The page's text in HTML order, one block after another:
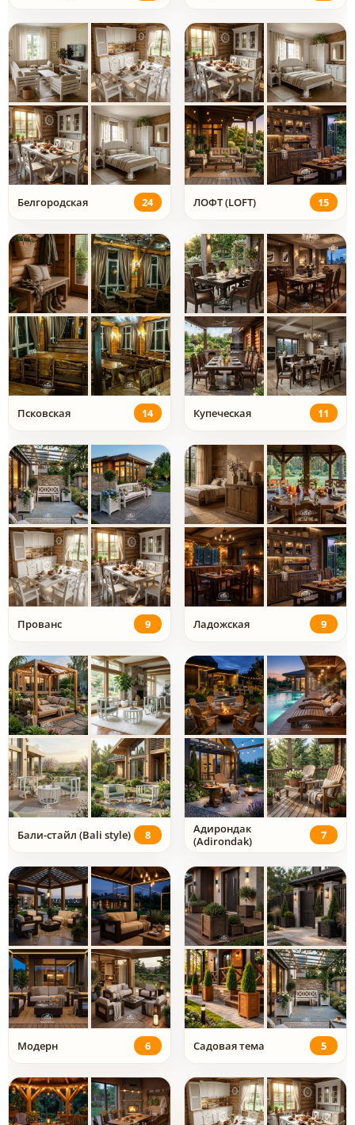
Белгородская 24 ЛОФТ (LOFT) 15
Псковская 14 Купеческая 11
Прованс 9 Ладожская 9
Бали-стайл (Bali style) 8
Адирондак
(Adirondak)
7
Модерн 6 Садовая тема 5